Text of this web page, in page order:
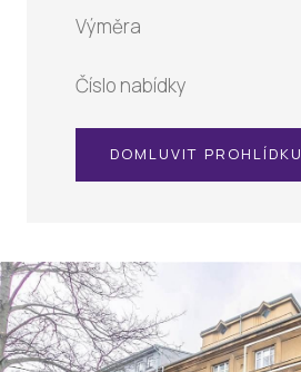
Výměra
Číslo nabídky
DOMLUVIT PROHLÍDKU